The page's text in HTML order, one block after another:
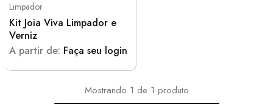
Limpador
Kit Joia Viva Limpador e
Verniz
A partir de: Faça seu login
Mostrando 1 de 1 produto